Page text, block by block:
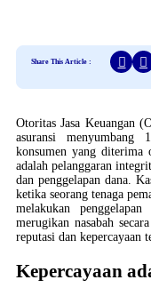
Share This Article :
Otoritas Jasa Keuangan
asuransi menyumbang
konsumen yang diterima
adalah pelanggaran
dan penggelapan dana.
ketika seorang tenaga
melakukan
merugikan nasabah
reputasi dan kepercayaan
Kepercayaan